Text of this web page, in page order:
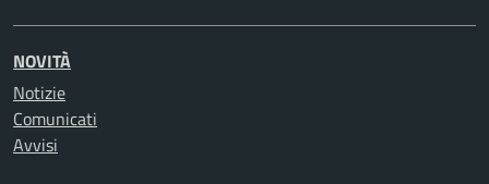
NOVITÀ
Notizie
Comunicati
Avvisi